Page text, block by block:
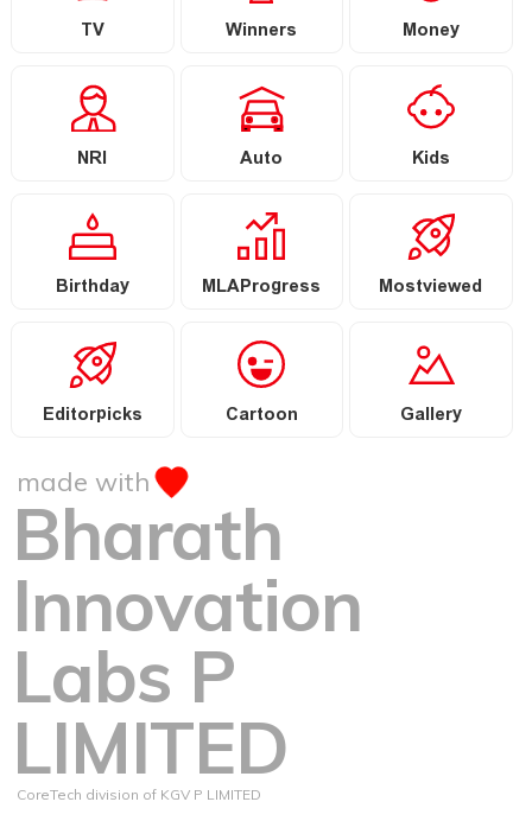
TV Winners Money
NRI Auto Kids
Birthday MLAProgress Mostviewed
Editorpicks Cartoon Gallery
made with
Bharath
Innovation
Labs P
LIMITED
CoreTech division of KGV P LIMITED